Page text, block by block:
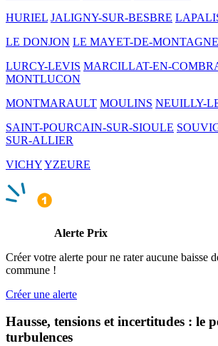
HURIEL JALIGNY-SUR-BESBRE
LE DONJON LE MAYET-DE-MONTAGNE
LURCY-LEVIS MARCILLAT-EN-
MONTLUCON
MONTMARAULT MOULINS NEUILLY-
SAINT-POURCAIN-SUR-SIOULE
SUR-ALLIER
VICHYYZEURE
Alerte Prix
Créer votre alerte pour ne rater aucune baisse
commune !
Créer une alerte
Hausse, tensions et incertitudes : le
turbulences